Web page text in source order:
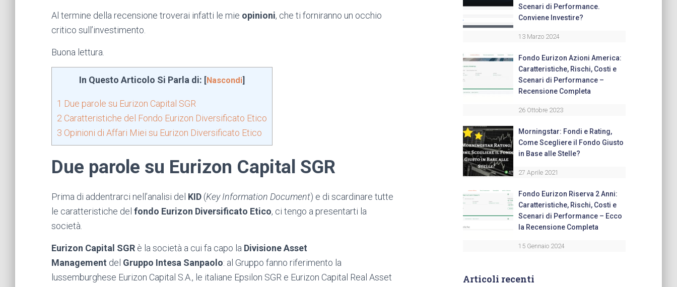
Al termine della recensione troverai infatti le mie opinioni, che ti forniranno un occhio
critico sull’investimento.
Buona lettura.
In Questo Articolo Si Parla di: [Nascondi]
1 Due parole su Eurizon Capital SGR
2 Caratteristiche del Fondo Eurizon Diversificato Etico
3 Opinioni di Affari Miei su Eurizon Diversificato Etico
Due parole su Eurizon Capital SGR
Prima di addentrarci nell’analisi del KID (Key Information Document) e di scardinare tutte
le caratteristiche del fondo Eurizon Diversificato Etico, ci tengo a presentarti la
società.
Eurizon Capital SGR è la società a cui fa capo la Divisione Asset
Management del Gruppo Intesa Sanpaolo: al Gruppo fanno riferimento la
lussemburghese Eurizon Capital S.A., le italiane Epsilon SGR e Eurizon Capital Real Asset
Scenari di Performance.
Conviene Investire?
13 Marzo 2024
Fondo Eurizon Azioni America:
Caratteristiche, Rischi, Costi e
Scenari di Performance –
Recensione Completa
26 Ottobre 2023
Morningstar: Fondi e Rating,
Come Scegliere il Fondo Giusto
in Base alle Stelle?
27 Aprile 2021
Fondo Eurizon Riserva 2 Anni:
Caratteristiche, Rischi, Costi e
Scenari di Performance – Ecco
la Recensione Completa
15 Gennaio 2024
Articoli recenti